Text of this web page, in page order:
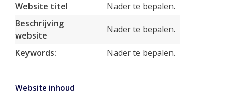
Website titel
Nader te bepalen.
Beschrijving
website
Nader te bepalen.
Keywords: Nader te bepalen.
Website inhoud